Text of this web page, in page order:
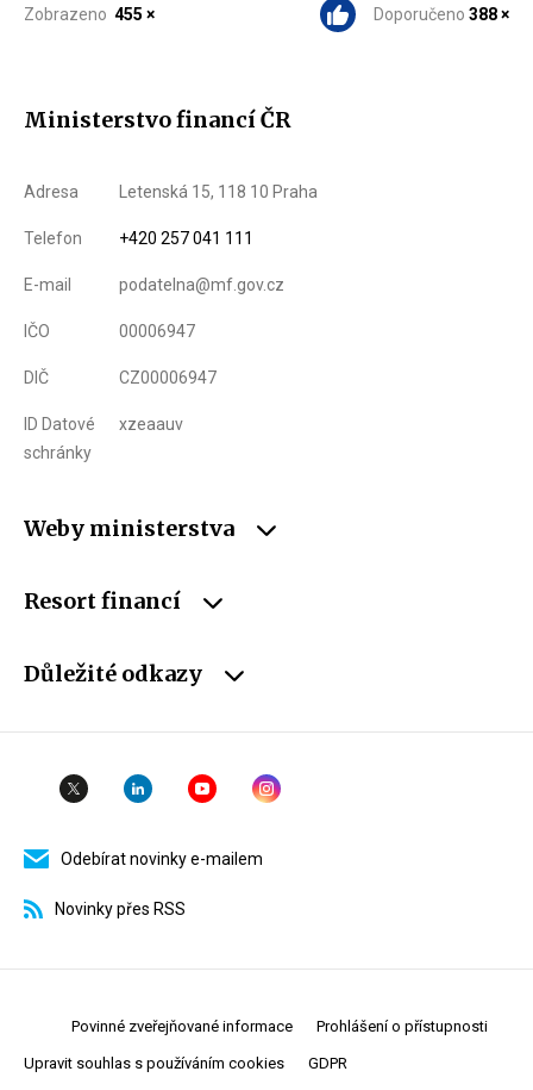
Zobrazeno 455 × Doporučeno 388 ×
Ministerstvo financí ČR
Adresa Letenská 15, 118 10 Praha
Telefon +420 257 041 111
E-mail podatelna@mf.gov.cz
IČO 00006947
DIČ CZ00006947
ID Datové
schránky
xzeaauv
Weby ministerstva
Resort financí
Důležité odkazy
Odebírat novinky e-mailem
Novinky přes RSS
Povinné zveřejňované informace Prohlášení o přístupnosti
Upravit souhlas s používáním cookies GDPR